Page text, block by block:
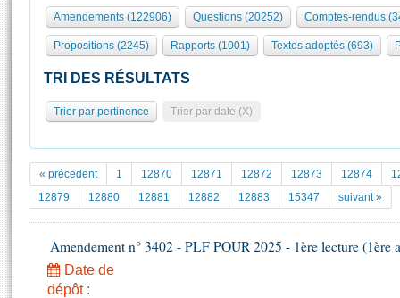
577 députés
Groupes politiques
Commissions et autres organes
Europe et International
Pétitions
Documents parlementaires
Projets de loi
Propositions de loi
Amendements
Textes adoptés
Organisation de l'Assemblée
Présidence Conférence des Présidents Bureau Collège des
Statistiques et chiffres clés
Documents de référence
( Constitution | Règlement de l'Assemblée ... )
Histoire
Juniors
Visite virtuelle du palais Bourbon
Assister à une séance
La Bibliothèque
Les archives
Photos libres de droit
Amendements (122906) Questions (20252) Comptes-rendus
Propositions (2245) Rapports (1001) Textes adoptés (693)
TRI DES RÉSULTATS
Trier par pertinence Trier par date (X)
« précedent 1 12870 12871 12872 12873 12874
12879
12880 12881 12882 12883 15347 suivant »
Amendement n° 3402 - PLF POUR 2025 - 1ère lecture (1ère
Date de
dépôt :